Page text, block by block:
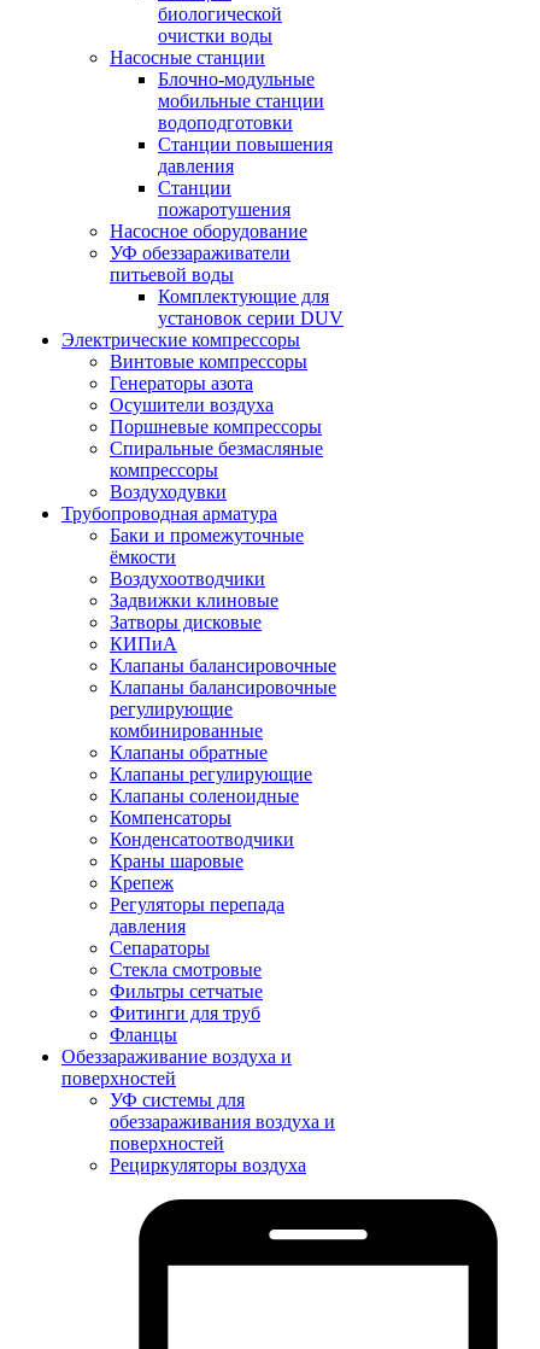
биологической
очистки воды
Насосные станции
Блочно-модульные
мобильные станции
водоподготовки
Станции повышения
давления
Станции
пожаротушения
Насосное оборудование
УФ обеззараживатели
питьевой воды
Комплектующие для
установок серии DUV
Электрические компрессоры
Винтовые компрессоры
Генераторы азота
Осушители воздуха
Поршневые компрессоры
Спиральные безмасляные
компрессоры
Воздуходувки
Трубопроводная арматура
Баки и промежуточные
ёмкости
Воздухоотводчики
Задвижки клиновые
Затворы дисковые
КИПиА
Клапаны балансировочные
Клапаны балансировочные
регулирующие
комбинированные
Клапаны обратные
Клапаны регулирующие
Клапаны соленоидные
Компенсаторы
Конденсатоотводчики
Краны шаровые
Крепеж
Регуляторы перепада
давления
Сепараторы
Стекла смотровые
Фильтры сетчатые
Фитинги для труб
Фланцы
Обеззараживание воздуха и
поверхностей
УФ системы для
обеззараживания воздуха и
поверхностей
Рециркуляторы воздуха